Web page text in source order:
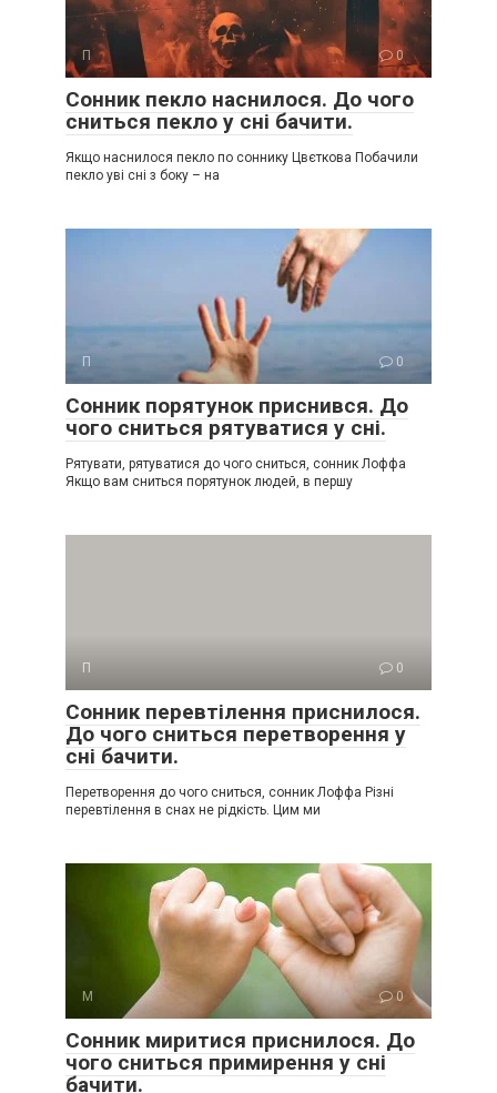
П 0
Сонник пекло наснилося. До чого
сниться пекло у сні бачити.
Якщо наснилося пекло по соннику Цвєткова Побачили
пекло уві сні з боку – на
П 0
Сонник порятунок приснився. До
чого сниться рятуватися у сні.
Рятувати, рятуватися до чого сниться, сонник Лоффа
Якщо вам сниться порятунок людей, в першу
П 0
Сонник перевтілення приснилося.
До чого сниться перетворення у
сні бачити.
Перетворення до чого сниться, сонник Лоффа Різні
перевтілення в снах не рідкість. Цим ми
М 0
Сонник миритися приснилося. До
чого сниться примирення у сні
бачити.